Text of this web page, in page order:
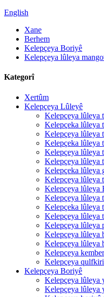
English
Xane
Berhem
Kelepçeya Boriyê
Kelepçeya lûleya
Kategorî
Xertûm
Kelepçeya Lûleyê
Kelepçeya lûleya
Kelepçeka lûleya
Kelepçeya lûleya
Kelepçeka lûleya
Kelepçeya lûleya
Kelepçeya lûleya
Kelepçeka lûleya
Kelepçeya lûleya
Kelepçeya lûleya
Kelepçeya lûleya
Kelepçeka lûleya
Kelepçeya lûleya
Kelepçeya lûleya
Kelepçeya lûleya
Kelepçeya lûleya
Kelepçeya
Kelepçeya
Kelepçeya Boriyê
Kelepçeya lûleya
Kelepçeya lûleya